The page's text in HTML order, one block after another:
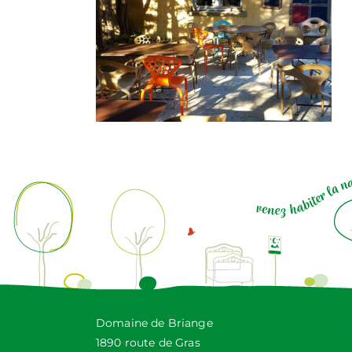
Domaine de Briange
1890 route de Gras